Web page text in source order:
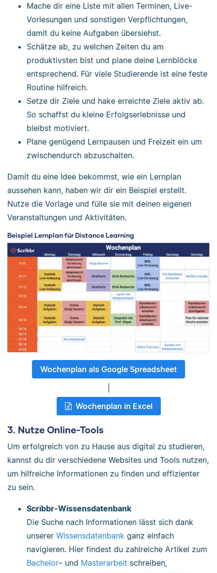
Mache dir eine Liste mit allen Terminen, Live-
Vorlesungen und sonstigen Verpflichtungen,
damit du keine Aufgaben übersiehst.
Schätze ab, zu welchen Zeiten du am
produktivsten bist und plane deine Lernblöcke
entsprechend. Für viele Studierende ist eine feste
Routine hilfreich.
Setze dir Ziele und hake erreichte Ziele aktiv ab.
So schaffst du kleine Erfolgserlebnisse und
bleibst motiviert.
Plane genügend Lernpausen und Freizeit ein um
zwischendurch abzuschalten.
Damit du eine Idee bekommst, wie ein Lernplan
aussehen kann, haben wir dir ein Beispiel erstellt.
Nutze die Vorlage und fülle sie mit deinen eigenen
Veranstaltungen und Aktivitäten.
Beispiel Lernplan für Distance Learning
Wochenplan als Google Spreadsheet
Wochenplan in Excel
3. Nutze Online-Tools
Um erfolgreich von zu Hause aus digital zu studieren,
kannst du dir verschiedene Websites und Tools nutzen,
um hilfreiche Informationen zu finden und effizienter
zu sein.
Scribbr-Wissensdatenbank
Die Suche nach Informationen lässt sich dank
unserer Wissensdatenbank ganz einfach
navigieren. Hier findest du zahlreiche Artikel zum
Bachelor– und Masterarbeit schreiben,